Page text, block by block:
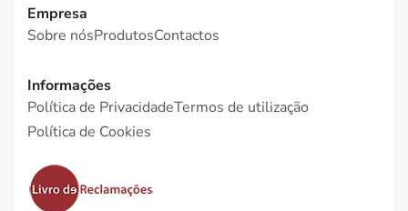
Empresa
Sobre nósProdutosContactos
Informações
Política de PrivacidadeTermos de utilização
Política de Cookies